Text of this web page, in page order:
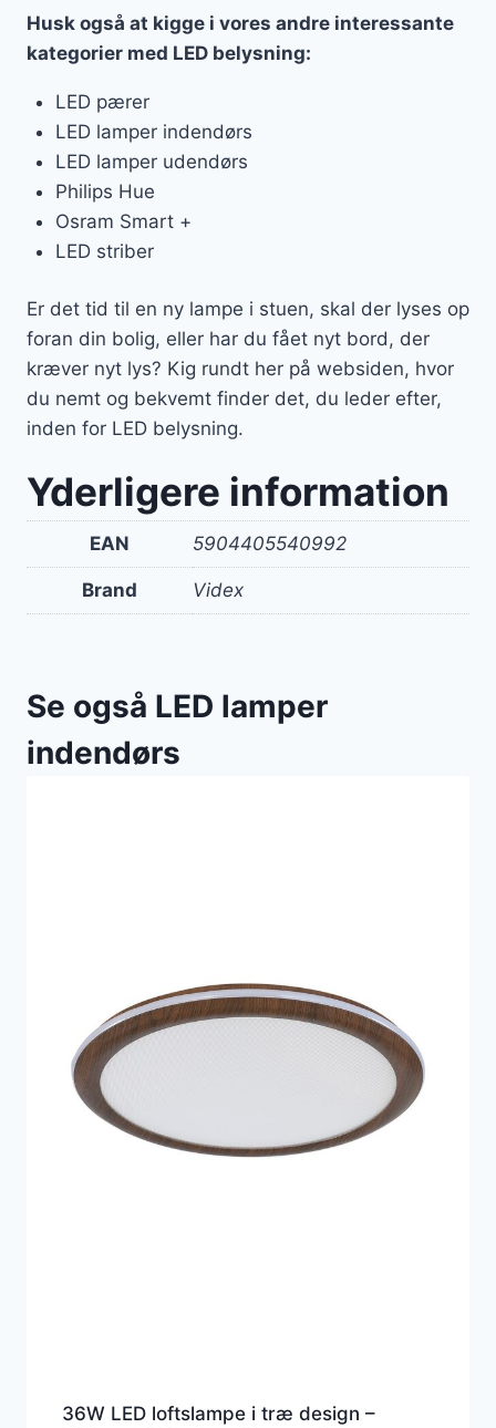
Husk også at kigge i vores andre interessante
kategorier med LED belysning:
LED pærer
LED lamper indendørs
LED lamper udendørs
Philips Hue
Osram Smart +
LED striber
Er det tid til en ny lampe i stuen, skal der lyses op
foran din bolig, eller har du fået nyt bord, der
kræver nyt lys? Kig rundt her på websiden, hvor
du nemt og bekvemt finder det, du leder efter,
inden for LED belysning.
Yderligere information
EAN 5904405540992
Brand Videx
Se også LED lamper
indendørs
36W LED loftslampe i træ design –